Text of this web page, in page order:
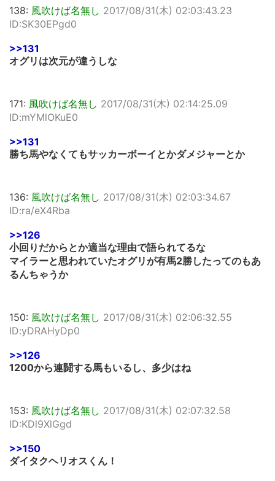
138: 風吹けば名無し 2017/08/31(木) 02:03:43.23
ID:SK30EPgd0
>>131
オグリは次元が違うしな
171: 風吹けば名無し 2017/08/31(木) 02:14:25.09
ID:mYMlOKuE0
>>131
勝ち馬やなくてもサッカーボーイとかダメジャーとか
136: 風吹けば名無し 2017/08/31(木) 02:03:34.67
ID:ra/eX4Rba
>>126
小回りだからとか適当な理由で語られてるな
マイラーと思われていたオグリが有馬2勝したってのもあ
るんちゃうか
150: 風吹けば名無し 2017/08/31(木) 02:06:32.55
ID:yDRAHyDp0
>>126
1200から連闘する馬もいるし、多少はね
153: 風吹けば名無し 2017/08/31(木) 02:07:32.58
ID:KDl9XlGgd
>>150
ダイタクヘリオスくん！